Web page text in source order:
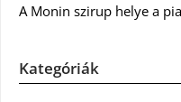
A Monin szirup helye a
Kategóriák